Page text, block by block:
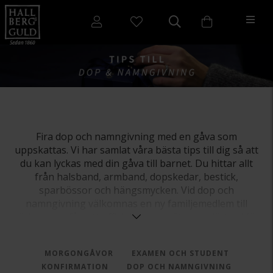
Fira dop och namngivning med en gåva som
uppskattas. Vi har samlat våra bästa tips till dig så att
du kan lyckas med din gåva till barnet. Du hittar allt
från halsband, armband, dopskedar, bestick,
sparbössor och hängsmycken. Vid dop och
världen och får sitt officiella namn.
en fin prydnad, det är också en symbol för kärlek och
MORGONGÅVOR
EXAMEN OCH STUDENT
KONFIRMATION
DOP OCH NAMNGIVNING